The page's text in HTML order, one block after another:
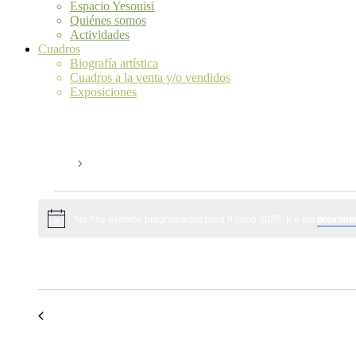
Espacio Yesouisi
Quiénes somos
Actividades
Cuadros
Biografía artística
Cuadros a la venta y/o vendidos
Exposiciones
en
2026
fecha.